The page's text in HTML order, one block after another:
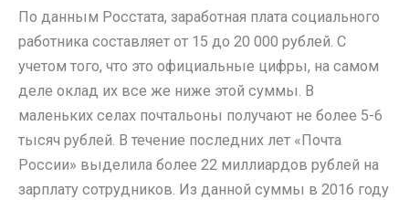
По данным Росстата, заработная плата социального
работника составляет от 15 до 20 000 рублей. С
учетом того, что это официальные цифры, на самом
деле оклад их все же ниже этой суммы. В
маленьких селах почтальоны получают не более 5-6
тысяч рублей. В течение последних лет «Почта
России» выделила более 22 миллиардов рублей на
зарплату сотрудников. Из данной суммы в 2016 году